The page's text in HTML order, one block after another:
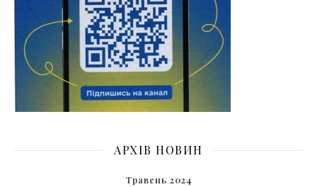
АРХІВ НОВИН
Травень 2024